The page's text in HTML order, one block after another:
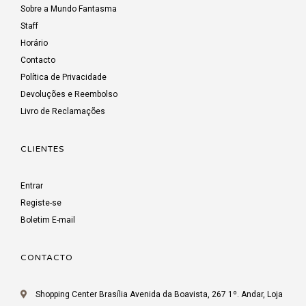
Sobre a Mundo Fantasma
Staff
Horário
Contacto
Política de Privacidade
Devoluções e Reembolso
Livro de Reclamações
CLIENTES
Entrar
Registe-se
Boletim E-mail
CONTACTO
Shopping Center Brasília Avenida da Boavista, 267 1º. Andar, Loja